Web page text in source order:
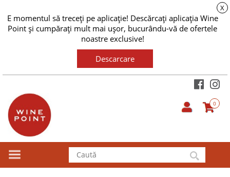
E momentul să treceți pe aplicație! Descărcați aplicația Wine
Point și cumpărați mult mai ușor, bucurându-vă de ofertele
noastre exclusive!
X
Descarcare
0